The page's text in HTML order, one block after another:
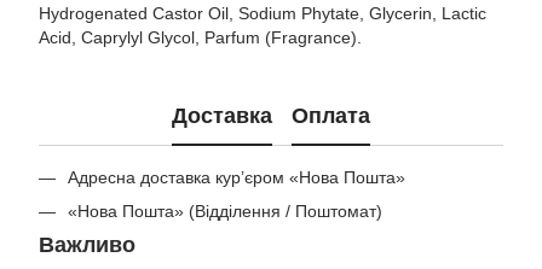
Hydrogenated Castor Oil, Sodium Phytate, Glycerin, Lactic
Acid, Caprylyl Glycol, Parfum (Fragrance).
Доставка Оплата
Адресна доставка кур’єром «Нова Пошта»
«Нова Пошта» (Відділення / Поштомат)
Важливо